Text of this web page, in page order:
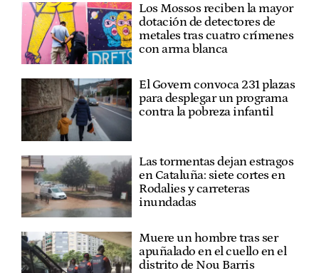
Los Mossos reciben la mayor
dotación de detectores de
metales tras cuatro crímenes
con arma blanca
El Govern convoca 231 plazas
para desplegar un programa
contra la pobreza infantil
Las tormentas dejan estragos
en Cataluña: siete cortes en
Rodalies y carreteras
inundadas
Muere un hombre tras ser
apuñalado en el cuello en el
distrito de Nou Barris